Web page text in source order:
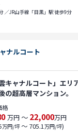
／JR山手線「目黒」駅 徒歩9分
ナルコート
雲キャナルコート」エリ
の超高層マンション。
格
万円 ～ 22,000万円
万円/坪～ 705.1万円/坪)